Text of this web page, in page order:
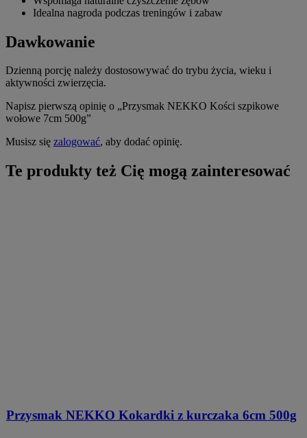
Idealna nagroda podczas treningów i zabaw
Dawkowanie
Dzienną porcję należy dostosowywać do trybu życia, wieku i
aktywności zwierzęcia.
Napisz pierwszą opinię o „Przysmak NEKKO Kości szpikowe
wołowe 7cm 500g”
Musisz się zalogować, aby dodać opinię.
Te produkty też Cię mogą zainteresować
Przysmak NEKKO Kokardki z kurczaka 6cm 500g